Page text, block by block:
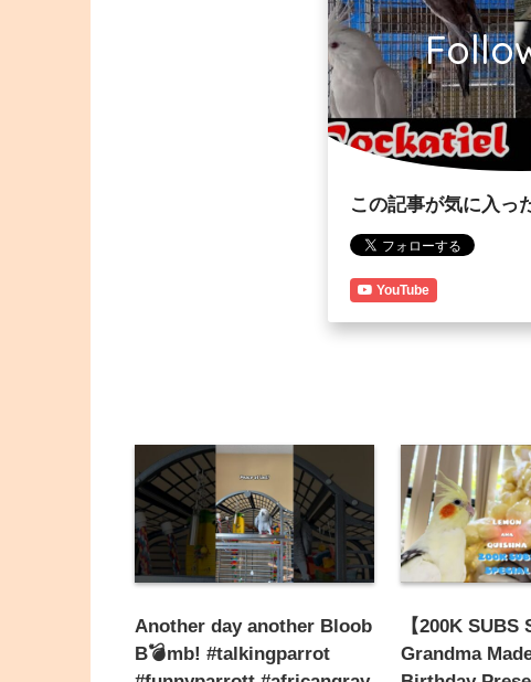
この記事が気に入っ
YouTube
Another day another Bloob
B💣mb! #talkingparrot
【200K SUBS
Grandma